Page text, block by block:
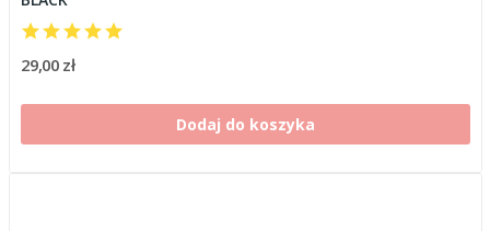
29,00 zł
Dodaj do koszyka